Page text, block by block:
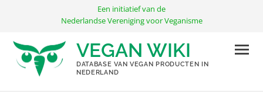
inhoud
Een initiatief van de
Nederlandse Vereniging voor Veganisme
VEGAN WIKI
DATABASE VAN VEGAN PRODUCTEN IN
NEDERLAND